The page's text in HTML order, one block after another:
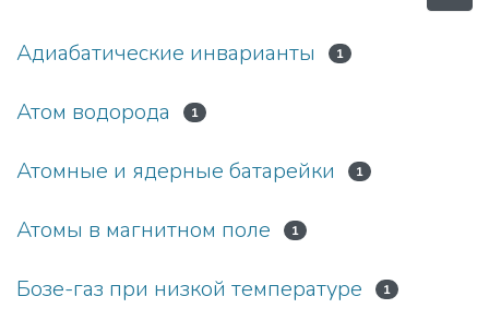
Адиабатические инварианты 1
Атом водорода 1
Атомные и ядерные батарейки 1
Атомы в магнитном поле 1
Бозе-газ при низкой температуре 1